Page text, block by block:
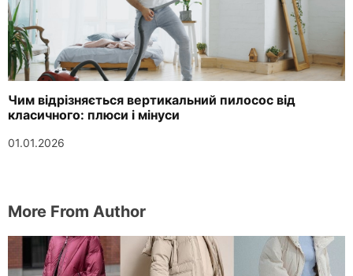
Чим відрізняється вертикальний пилосос від
класичного: плюси і мінуси
01.01.2026
More From Author